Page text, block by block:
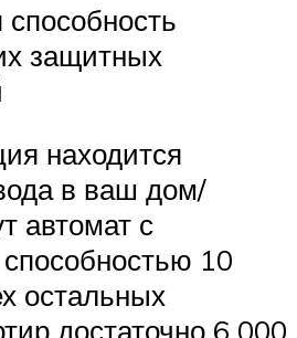
защитных
находится
в ваш дом/
автомат с
10
остальных
достаточно 6 000